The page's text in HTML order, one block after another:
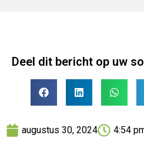
Deel dit bericht op uw
augustus 30, 2024 4:54